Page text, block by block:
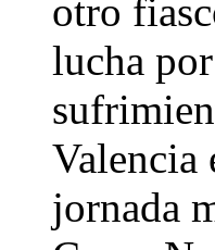
otro
lucha
Valencia
jornada